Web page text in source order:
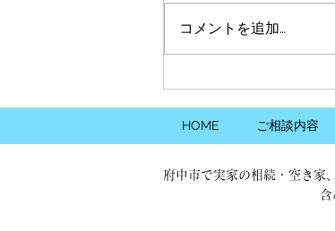
銀行は以下の通りです
利動向は、一般財団法
＜対象銀行＞ み
三菱UFJ銀行 三
行 りそな銀行...
コメントを追加…
HOME ご相談内容
府中市で実家の相続・空き家
含